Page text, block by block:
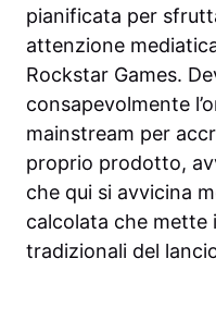
pianificata per
attenzione
Rockstar Games.
consapevolmente
mainstream per
proprio prodotto,
che qui si avvicina
calcolata che mette
tradizionali del